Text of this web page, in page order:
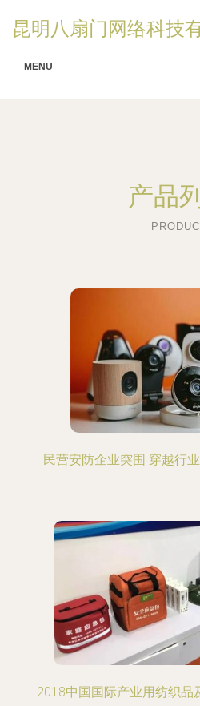
昆明八扇门网络科技
MENU
产品
民营安防企业突围 穿越行
2018中国国际产业用纺织品